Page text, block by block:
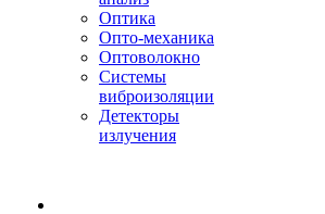
Оптика
Опто-механика
Оптоволокно
Системы
виброизоляции
Детекторы
излучения